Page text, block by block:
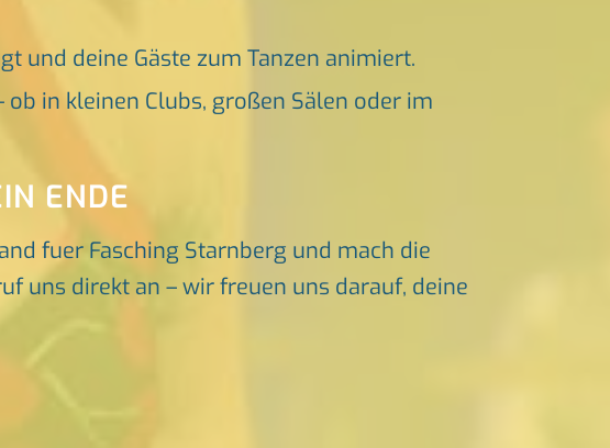
und deine Gäste zum Tanzen animiert.
in kleinen Clubs, großen Sälen oder im
ENDE
fuer Fasching Starnberg und mach die
uns direkt an – wir freuen uns darauf, deine